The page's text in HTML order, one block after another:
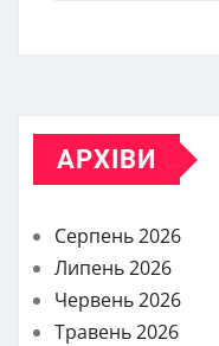
АРХІВИ
Серпень 2026
Липень 2026
Червень 2026
Травень 2026